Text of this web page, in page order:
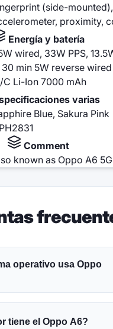
(side-mounted),
proximity,
Energía y batería
wired, 33W PPS,
30 min 5W reverse wired
C Li-Ion 7000 mAh
varias
Blue, Sakura Pink
Comment
known as Oppo A6 5G
operativo usa Oppo
tiene el Oppo A6?